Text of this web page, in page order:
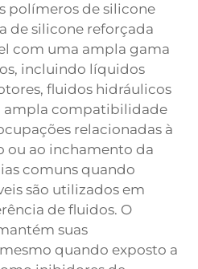
polímeros de silicone
de silicone reforçada
com uma ampla gama
incluindo líquidos
fluidos hidráulicos
ampla compatibilidade
relacionadas à
ou ao inchamento da
comuns quando
são utilizados em
de fluidos. O
suas
quando exposto a